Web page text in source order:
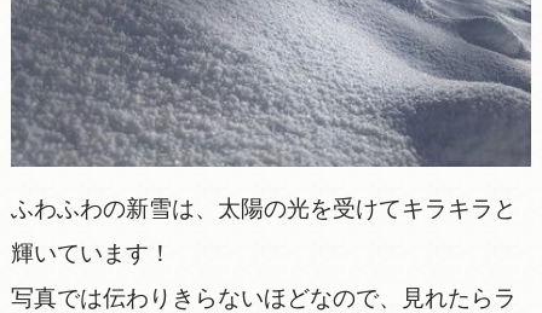
ふわふわの新雪は、太陽の光を受けてキラキラと
輝いています！
写真では伝わりきらないほどなので、見れたらラ